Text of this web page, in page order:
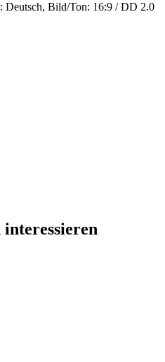
Deutsch, Bild/Ton: 16:9 / DD 2.0
interessieren